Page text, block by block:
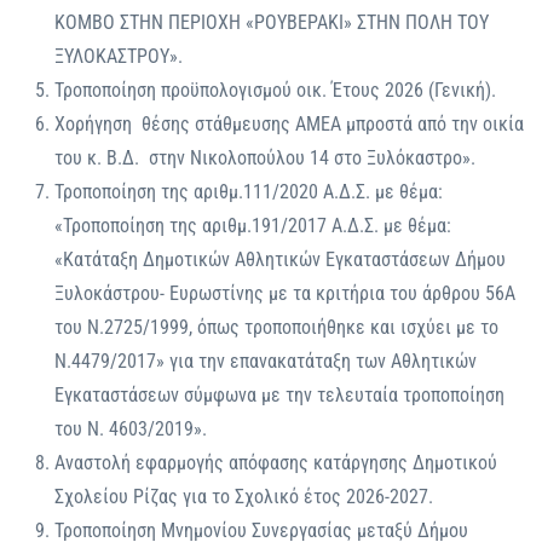
ΚΟΜΒΟ ΣΤΗΝ ΠΕΡΙΟΧΗ «ΡΟΥΒΕΡΑΚΙ» ΣΤΗΝ ΠΟΛΗ ΤΟΥ
ΞΥΛΟΚΑΣΤΡΟΥ».
Τροποποίηση προϋπολογισμού οικ. Έτους 2026 (Γενική).
Χορήγηση θέσης στάθμευσης ΑΜΕΑ μπροστά από την οικία
του κ. Β.Δ. στην Νικολοπούλου 14 στο Ξυλόκαστρο».
Τροποποίηση της αριθμ.111/2020 Α.Δ.Σ. με θέμα:
«Τροποποίηση της αριθμ.191/2017 Α.Δ.Σ. με θέμα:
«Κατάταξη Δημοτικών Αθλητικών Εγκαταστάσεων Δήμου
Ξυλοκάστρου- Ευρωστίνης με τα κριτήρια του άρθρου 56Α
του Ν.2725/1999, όπως τροποποιήθηκε και ισχύει με το
Ν.4479/2017» για την επανακατάταξη των Αθλητικών
Εγκαταστάσεων σύμφωνα με την τελευταία τροποποίηση
του Ν. 4603/2019».
Αναστολή εφαρμογής απόφασης κατάργησης Δημοτικού
Σχολείου Ρίζας για το Σχολικό έτος 2026-2027.
Τροποποίηση Μνημονίου Συνεργασίας μεταξύ Δήμου